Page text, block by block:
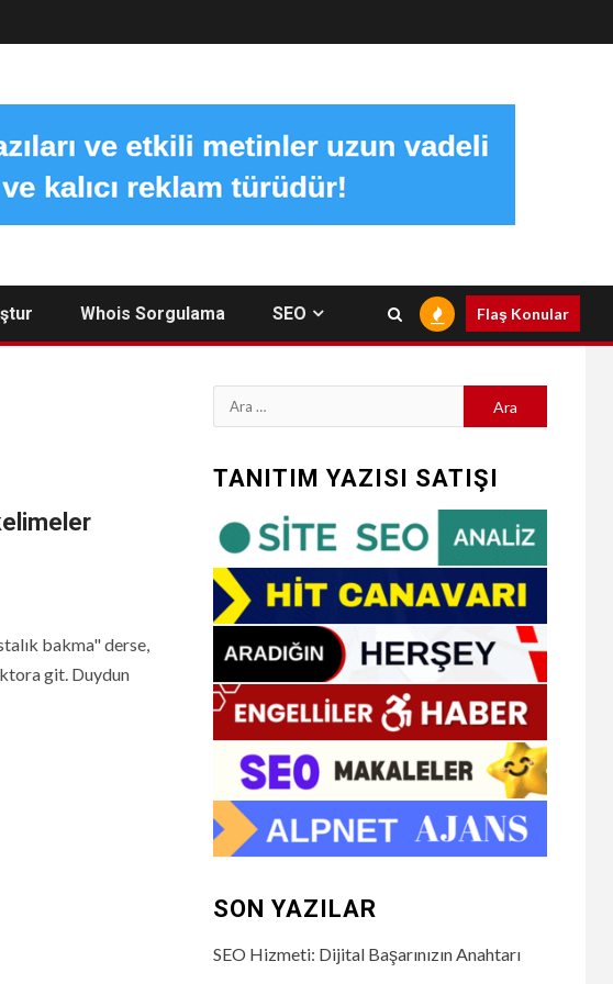
Whois Sorgulama SEO Flaş Konular
bakma" derse,
git. Duydun
Arama:
TANITIM YAZISI SATIŞI
SON YAZILAR
SEO Hizmeti: Dijital Başarınızın Anahtarı